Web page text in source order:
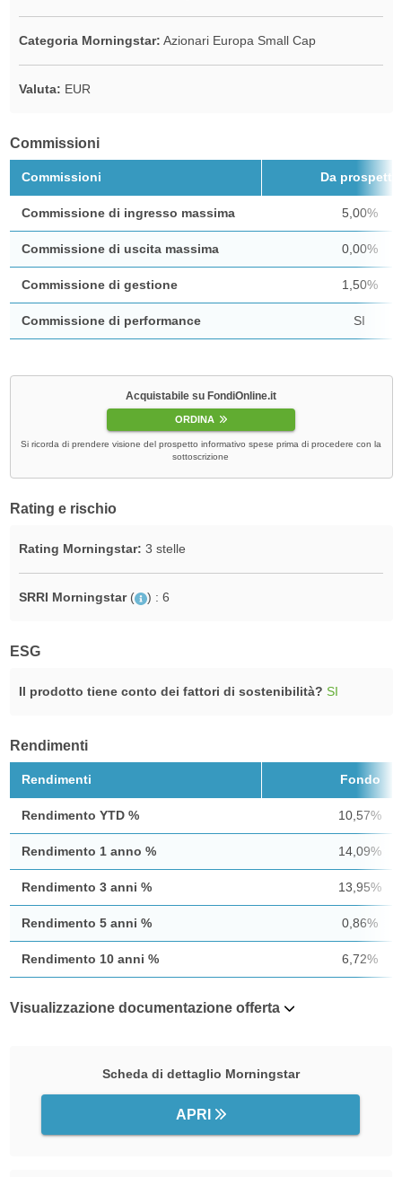
Categoria Morningstar: Azionari Europa Small Cap
Valuta: EUR
Commissioni
Commissioni Da prospetto
Commissione di ingresso massima 5,00%
Commissione di uscita massima 0,00%
Commissione di gestione 1,50%
Commissione di performance SI
Acquistabile su FondiOnline.it
ORDINA
Si ricorda di prendere visione del prospetto informativo spese prima di procedere con la
sottoscrizione
Rating e rischio
Rating Morningstar: 3 stelle
SRRI Morningstar ( ) : 6
ESG
Il prodotto tiene conto dei fattori di sostenibilità? SI
Rendimenti
Rendimenti Fondo
Rendimento YTD % 10,57%
Rendimento 1 anno % 14,09%
Rendimento 3 anni % 13,95%
Rendimento 5 anni % 0,86%
Rendimento 10 anni % 6,72%
Visualizzazione documentazione offerta
Scheda di dettaglio Morningstar
APRI